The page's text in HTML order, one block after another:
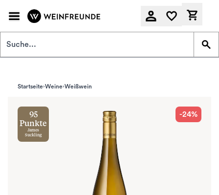
Startseite Weine Weißwein
95
Punkte
James
Suckling
-24%